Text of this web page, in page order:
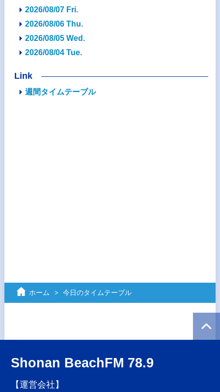
2026/08/07 Fri.
2026/08/06 Thu.
2026/08/05 Wed.
2026/08/04 Tue.
Link
週間タイムテーブル
ホーム 今日のタイムテーブル
Shonan BeachFM 78.9
【運営会社】